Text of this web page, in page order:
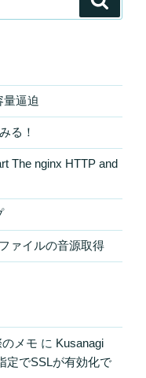
量逼迫
る！
The nginx HTTP and
ァイルの音源取得
メモ に Kusanagi
定でSSLが有効化で